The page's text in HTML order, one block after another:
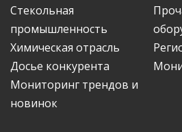
Стекольная
промышленность
Химическая отрасль
Досье конкурента
Мониторинг трендов и
новинок